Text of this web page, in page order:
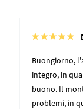
Buongiorno,
integro, in
buono. Il
problemi, in